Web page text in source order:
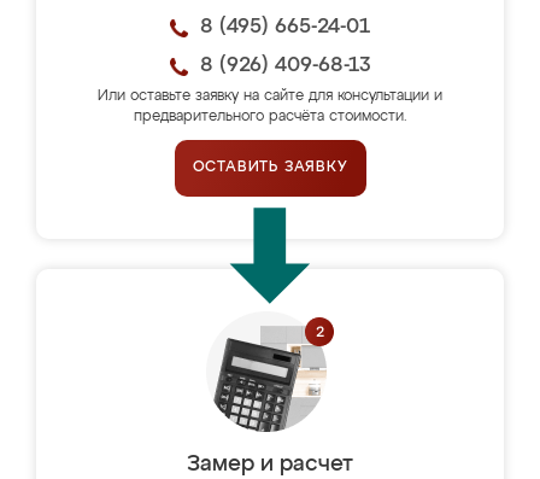
8 (495) 665-24-01
8 (926) 409-68-13
Или оставьте заявку на сайте для консультации и
предварительного расчёта стоимости.
ОСТАВИТЬ ЗАЯВКУ
Замер и расчет